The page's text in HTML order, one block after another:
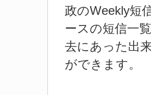
政のWeekly短
ースの短信一
去にあった出
ができます。